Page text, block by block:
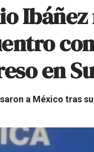
en
a México tras